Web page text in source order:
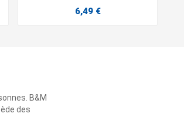
6,49 €
B&M
des